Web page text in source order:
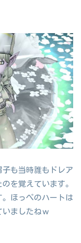
も当時誰もドレア
を覚えています。
ほっぺのハートは
ましたねｗ